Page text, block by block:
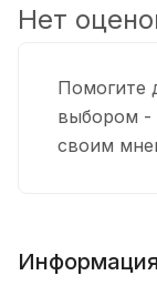
Помогите
выбором -
своим
Нет